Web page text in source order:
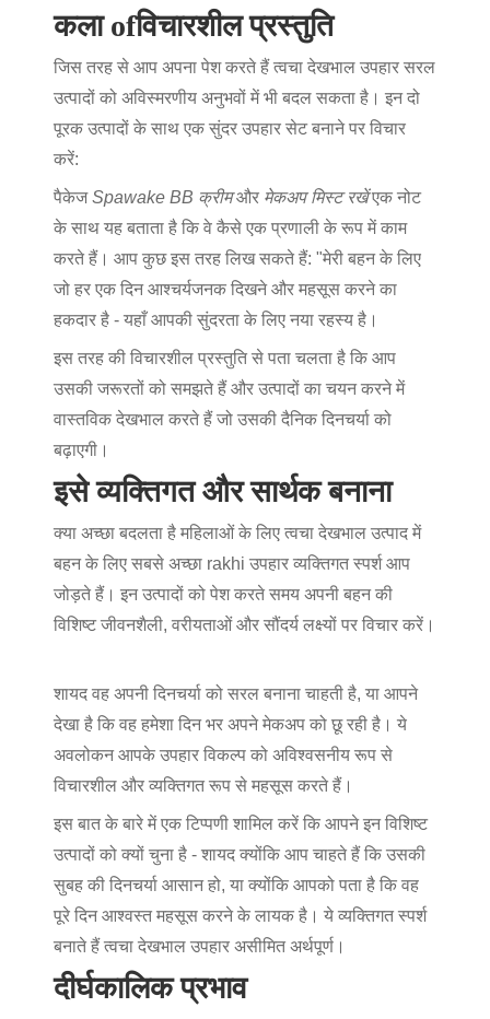
कला ofविचारशील प्रस्तुति
जिस तरह से आप अपना पेश करते हैं त्वचा देखभाल उपहार सरल
उत्पादों को अविस्मरणीय अनुभवों में भी बदल सकता है। इन दो
पूरक उत्पादों के साथ एक सुंदर उपहार सेट बनाने पर विचार
करें:
पैकेजSpawake BB क्रीमऔर मेकअप मिस्ट रखेंएक नोट
के साथ यह बताता है कि वे कैसे एक प्रणाली के रूप में काम
करते हैं। आप कुछ इस तरह लिख सकते हैं: "मेरी बहन के लिए
जो हर एक दिन आश्चर्यजनक दिखने और महसूस करने का
हकदार है - यहाँ आपकी सुंदरता के लिए नया रहस्य है।
इस तरह की विचारशील प्रस्तुति से पता चलता है कि आप
उसकी जरूरतों को समझते हैं और उत्पादों का चयन करने में
वास्तविक देखभाल करते हैं जो उसकी दैनिक दिनचर्या को
बढ़ाएगी।
इसे व्यक्तिगत और सार्थक बनाना
क्या अच्छा बदलता है महिलाओं के लिए त्वचा देखभाल उत्पाद में
बहन के लिए सबसे अच्छा rakhi उपहार व्यक्तिगत स्पर्श आप
जोड़ते हैं। इन उत्पादों को पेश करते समय अपनी बहन की
विशिष्ट जीवनशैली, वरीयताओं और सौंदर्य लक्ष्यों पर विचार करें।
शायद वह अपनी दिनचर्या को सरल बनाना चाहती है, या आपने
देखा है कि वह हमेशा दिन भर अपने मेकअप को छू रही है। ये
अवलोकन आपके उपहार विकल्प को अविश्वसनीय रूप से
विचारशील और व्यक्तिगत रूप से महसूस करते हैं।
इस बात के बारे में एक टिप्पणी शामिल करें कि आपने इन विशिष्ट
उत्पादों को क्यों चुना है - शायद क्योंकि आप चाहते हैं कि उसकी
सुबह की दिनचर्या आसान हो, या क्योंकि आपको पता है कि वह
पूरे दिन आश्वस्त महसूस करने के लायक है। ये व्यक्तिगत स्पर्श
बनाते हैं त्वचा देखभाल उपहार असीमित अर्थपूर्ण।
दीर्घकालिक प्रभाव